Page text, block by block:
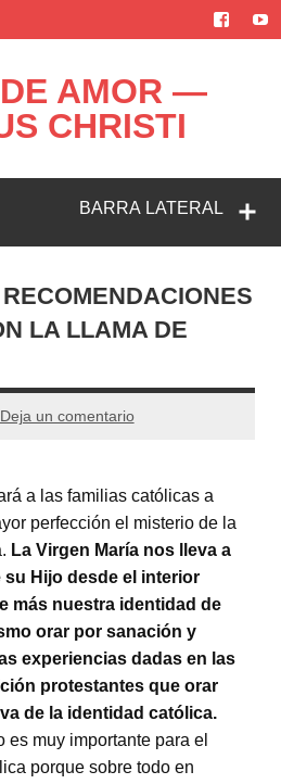
AMOR —
CHRISTI
BARRA LATERAL
LA LLAMA DE
Deja un comentario
a las familias católicas a
perfección el misterio de la
La Virgen María nos lleva a
Hijo desde el interior
más nuestra identidad de
orar por sanación y
experiencias dadas en las
protestantes que orar
de la identidad católica.
es muy importante para el
porque sobre todo en